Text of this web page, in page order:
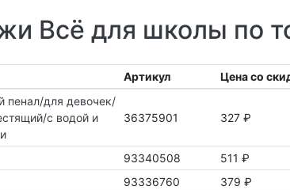
Всё для школы по
Артикул Цена со
пенал/для девочек/
с водой и
36375901 327 ₽
93340508 511 ₽
93336760 379 ₽